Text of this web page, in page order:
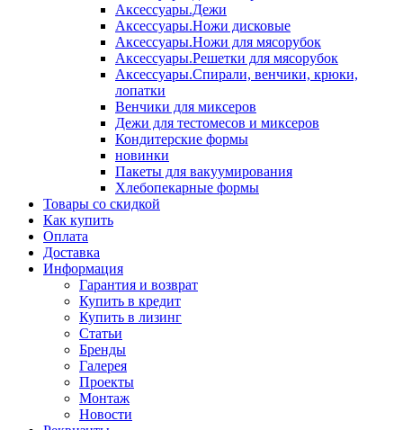
Аксессуары.Дежи
Аксессуары.Ножи дисковые
Аксессуары.Ножи для мясорубок
Аксессуары.Решетки для мясорубок
Аксессуары.Спирали, венчики, крюки,
лопатки
Венчики для миксеров
Дежи для тестомесов и миксеров
Кондитерские формы
новинки
Пакеты для вакуумирования
Хлебопекарные формы
Товары со скидкой
Как купить
Оплата
Доставка
Информация
Гарантия и возврат
Купить в кредит
Купить в лизинг
Статьи
Бренды
Галерея
Проекты
Монтаж
Новости